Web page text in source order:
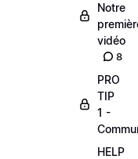
Notre
vidéo
8
PRO
TIP
1 -
HELP